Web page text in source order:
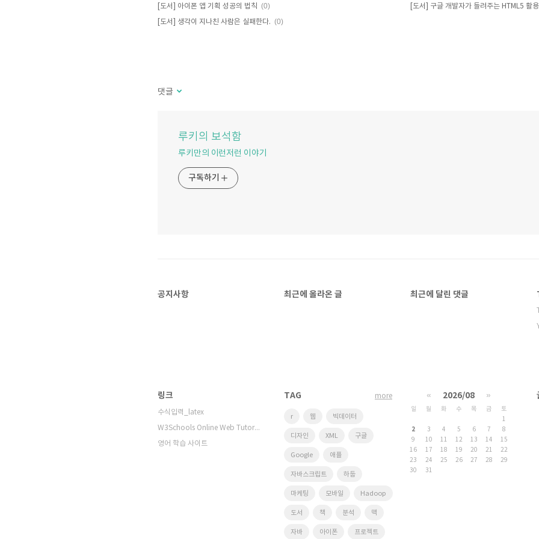
[도서] 아이폰 앱 기획 성공의 법칙 (0)
[도서] 구글 개발자가 들려주는 HTML5 활용
[도서] 생각이 지나친 사람은 실패한다. (0)
댓글
루키의 보석함
루키만의 이런저런 이야기
구독하기
공지사항 최근에 올라온 글 최근에 달린 댓글
링크
수식입력_latex
W3Schools Online Web Tutorials
영어 학습 사이트
TAG
r 웹 빅데이터
디자인 XML 구글
Google 애플
자바스크립트 하둡
마케팅 모바일 Hadoop
도서 책 분석 맥
자바 아이폰 프로젝트
more « 2026/08 »
일 월 화 수 목 금
토
1
2
3 4 5 6 7
8
9
10 11 12 13 14
15
16
17 18 19 20 21
22
23
24 25 26 27 28
29
30
31